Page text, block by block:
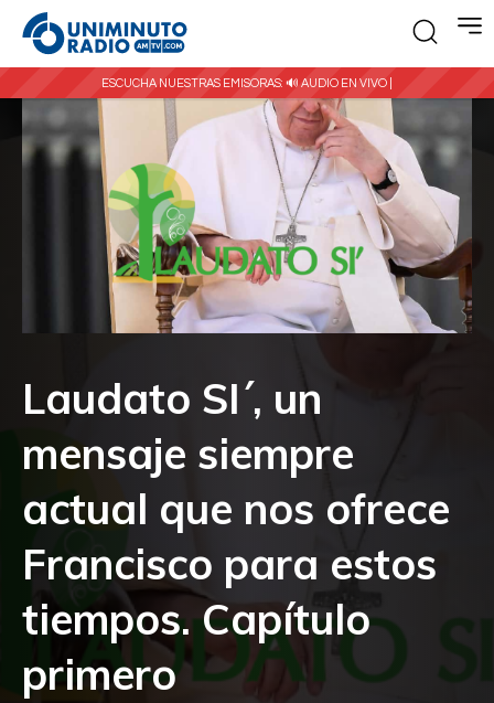
ESCUCHA NUESTRAS EMISORAS: 🔊 AUDIO EN VIVO |
Laudato SI´, un
mensaje siempre
actual que nos ofrece
Francisco para estos
tiempos. Capítulo
primero